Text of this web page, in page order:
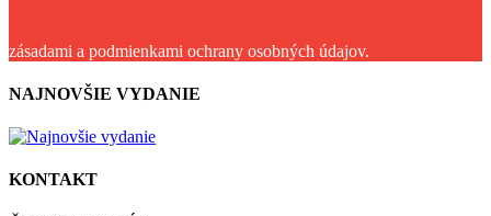
zásadami a podmienkami ochrany osobných údajov.
NAJNOVŠIE VYDANIE
KONTAKT